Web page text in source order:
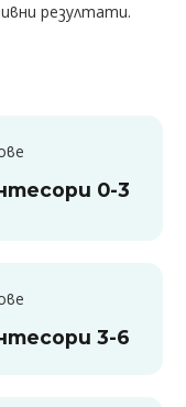
резултати.
0-3
3-6